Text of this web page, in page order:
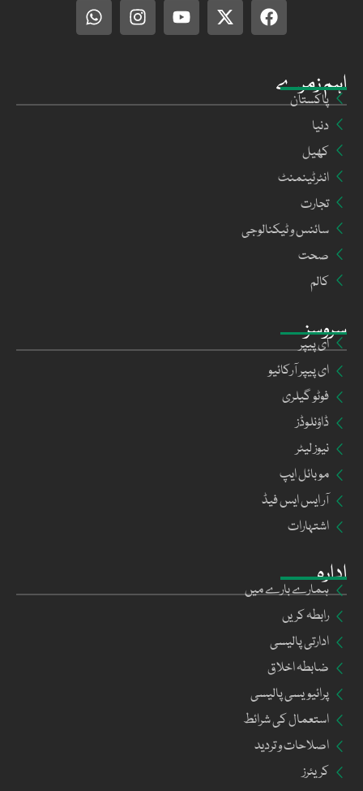
ادارہ
ہمارے بارے میں
رابطہ کریں
ادارتی پالیسی
ضابطہ اخلاق
پرائیویسی پالیسی
استعمال کی شرائط
اصلاحات و تردید
کریئرز
سروسز
ای پیپر
ای پیپر آرکائیو
فوٹو گیلری
ڈاؤنلوڈز
نیوز لیٹر
موبائل ایپ
آر ایس ایس فیڈ
اشتہارات
اہم زمرے
پاکستان
دنیا
کھیل
انٹرٹینمنٹ
تجارت
سائنس و ٹیکنالوجی
صحت
کالم